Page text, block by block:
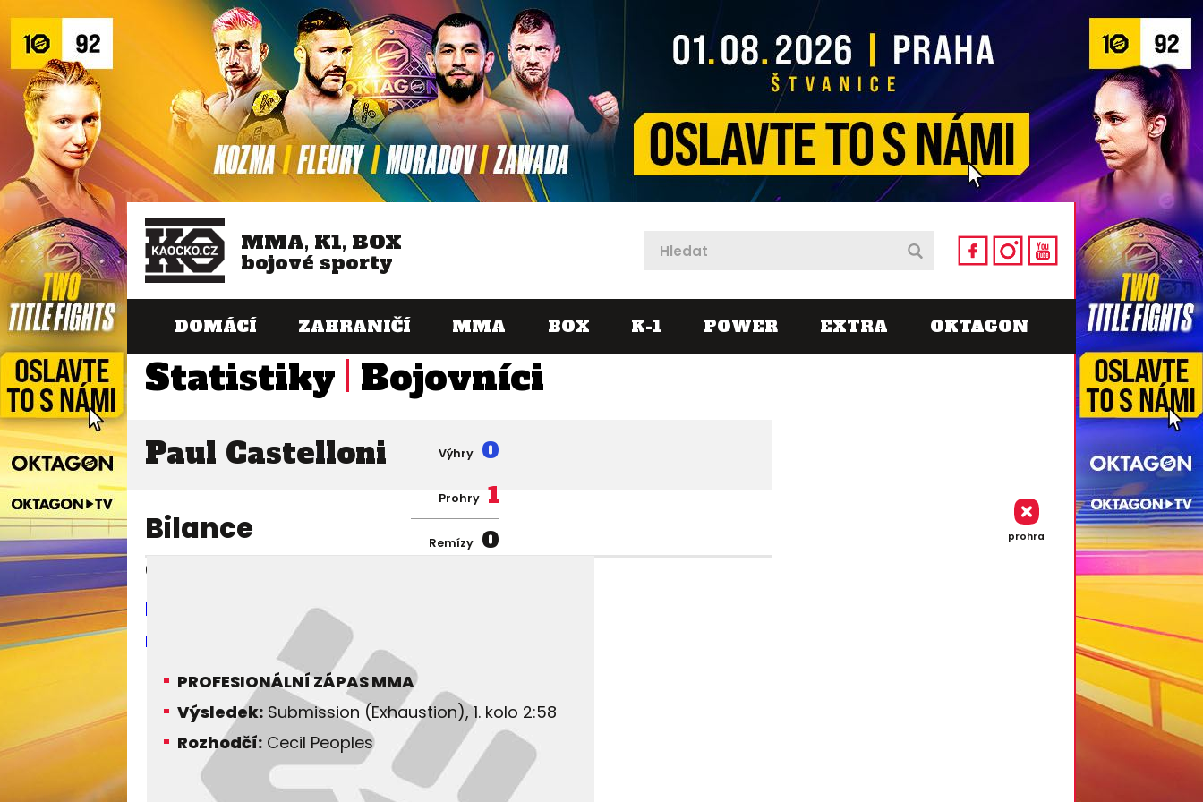
MMA, K1, BOX
bojové sporty
DOMÁCÍ ZAHRANIČÍ MMA BOX K-1 POWER EXTRA OKTAGON
Statistiky Bojovníci
Paul Castelloni Výhry 0
Prohry 1
Remízy 0
Bilance
06. 12. 2003
Larry Landless
KOTC 31 - King of the Cage 31
PROFESIONÁLNÍ ZÁPAS MMA
Výsledek:Submission (Exhaustion), 1. kolo 2:58
Rozhodčí:Cecil Peoples
prohra